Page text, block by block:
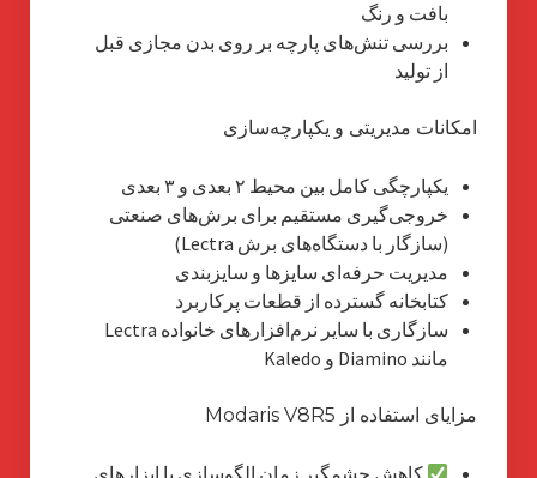
بافت و رنگ
بررسی تنش‌های پارچه بر روی بدن مجازی قبل
از تولید
امکانات مدیریتی و یکپارچه‌سازی
یکپارچگی کامل بین محیط ۲ بعدی و ۳ بعدی
خروجی‌گیری مستقیم برای برش‌های صنعتی
(سازگار با دستگاه‌های برش Lectra)
مدیریت حرفه‌ای سایزها و سایزبندی
کتابخانه گسترده از قطعات پرکاربرد
سازگاری با سایر نرم‌افزارهای خانواده Lectra
مانند Diamino و Kaledo
مزایای استفاده از Modaris V8R5